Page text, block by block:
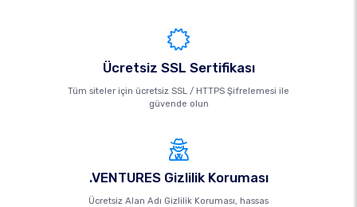
Ücretsiz SSL Sertifikası
Tüm siteler için ücretsiz SSL / HTTPS Şifrelemesi ile
güvende olun
.VENTURES Gizlilik Koruması
Ücretsiz Alan Adı Gizlilik Koruması, hassas